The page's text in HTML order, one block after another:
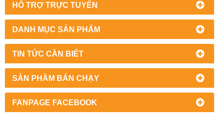
HỔ TRỢ TRỰC TUYẾN
DANH MỤC SẢN PHẨM
TIN TỨC CẦN BIẾT
SẢN PHẦM BÁN CHẠY
FANPAGE FACEBOOK